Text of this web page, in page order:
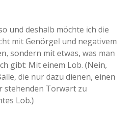
und deshalb möchte ich die
mit Genörgel und negativem
sondern mit etwas, was man
gibt: Mit einem Lob. (Nein,
die nur dazu dienen, einen
stehenden Torwart zu
Lob.)